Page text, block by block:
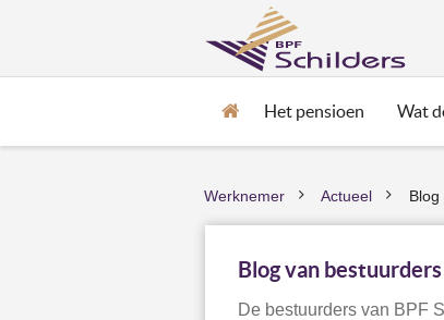
Het pensioen Wat
Werknemer
Actueel
Blog
Blog van bestuurders
De bestuurders van BPF